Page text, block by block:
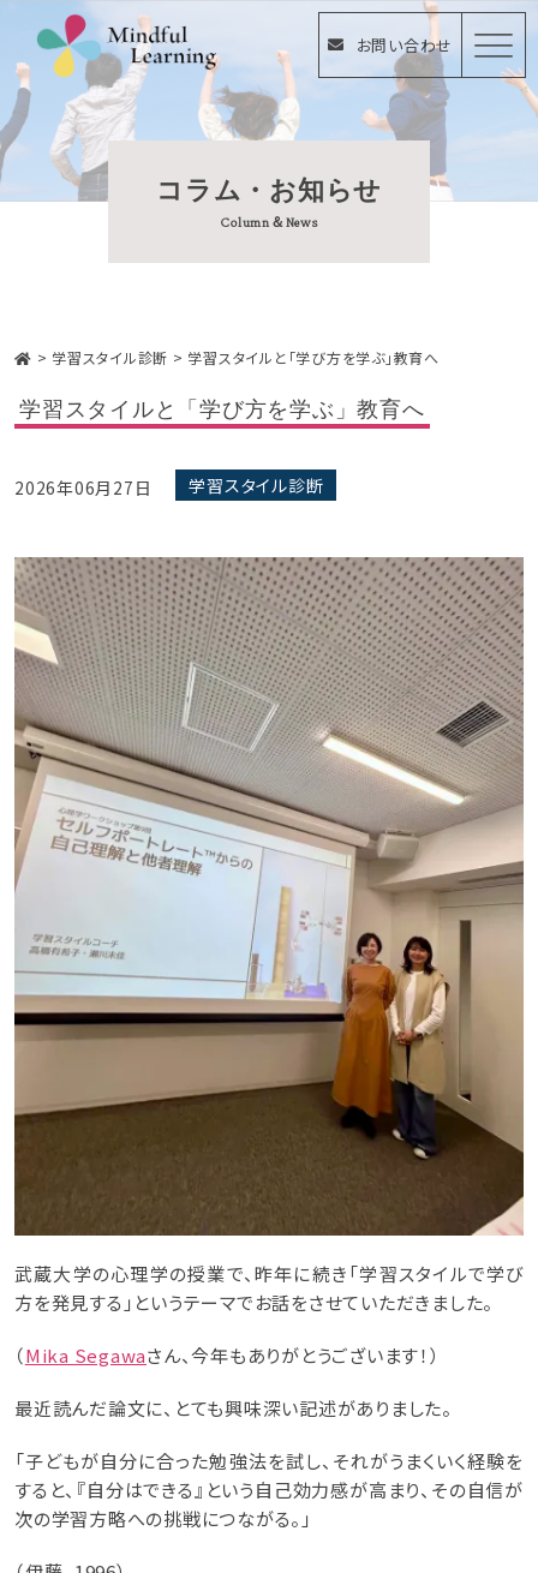
お問い合わせ
コラム・お知らせ
Column＆News
> 学習スタイル診断 > 学習スタイルと「学び方を学ぶ」教育へ
学習スタイルと「学び方を学ぶ」教育へ
2026年06月27日 学習スタイル診断
武蔵大学の心理学の授業で、昨年に続き「学習スタイルで学び
方を発見する」というテーマでお話をさせていただきました。
（Mika Segawaさん、今年もありがとうございます！）
最近読んだ論文に、とても興味深い記述がありました。
「子どもが自分に合った勉強法を試し、それがうまくいく経験を
すると、『自分はできる』という自己効力感が高まり、その自信が
次の学習方略への挑戦につながる。」